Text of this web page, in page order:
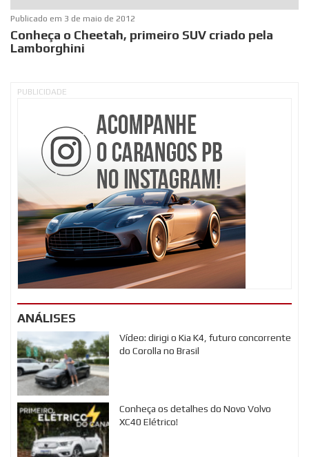
Publicado em 3 de maio de 2012
Conheça o Cheetah, primeiro SUV criado pela
Lamborghini
PUBLICIDADE
ANÁLISES
Vídeo: dirigi o Kia K4, futuro concorrente
do Corolla no Brasil
Conheça os detalhes do Novo Volvo
XC40 Elétrico!